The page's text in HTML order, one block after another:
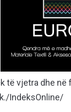
të vjetra dhe
IndeksOnline/